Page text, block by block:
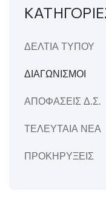
ΔΕΛΤΙΑ ΤΥΠΟΥ
ΔΙΑΓΩΝΙΣΜΟΙ
ΑΠΟΦΑΣΕΙΣ Δ.Σ.
ΤΕΛΕΥΤΑΙΑ ΝΕΑ
ΠΡΟΚΗΡΥΞΕΙΣ